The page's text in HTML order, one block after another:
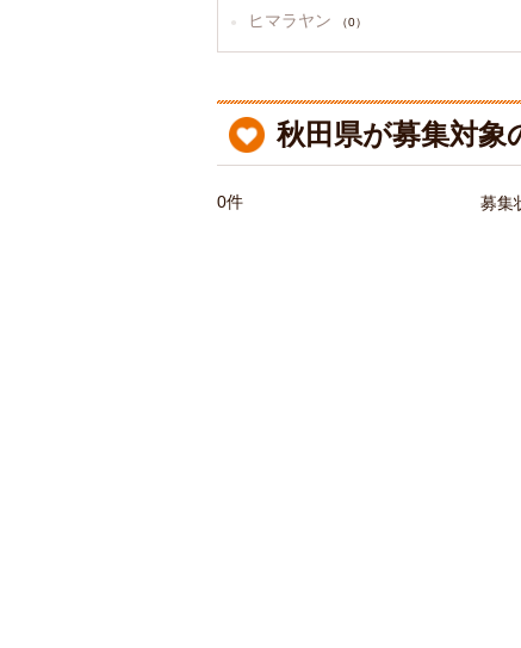
ヒマラヤン （0）
秋田県が募集対象
0件 募集